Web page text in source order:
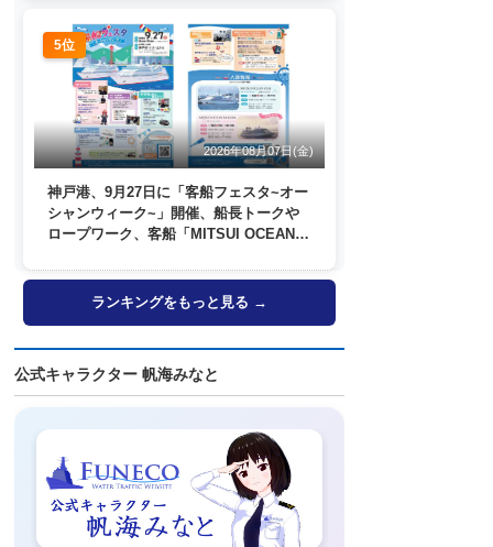
5位
2026年08月07日(金)
神戸港、9月27日に「客船フェスタ~オー
シャンウィーク~」開催、船長トークや
ロープワーク、客船「MITSUI OCEAN
ランキングをもっと見る →
公式キャラクター 帆海みなと